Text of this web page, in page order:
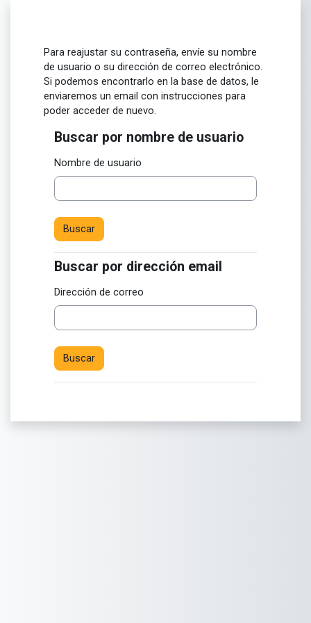
Para reajustar su contraseña, envíe su nombre
de usuario o su dirección de correo electrónico.
Si podemos encontrarlo en la base de datos, le
enviaremos un email con instrucciones para
poder acceder de nuevo.
Buscar por nombre de usuario
Buscar por nombre de usuario
Nombre de usuario
Buscar por dirección email
Buscar por dirección email
Dirección de correo